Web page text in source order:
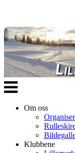
Veksle
navigasjon
Om oss
Klubbene